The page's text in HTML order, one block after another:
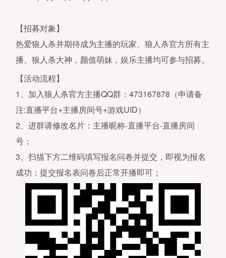
【招募对象】
热爱狼人杀并期待成为主播的玩家、狼人杀官方所有主
播、狼人杀大神，颜值萌妹，娱乐主播均可参与招募。
【活动流程】
1、加入狼人杀官方主播QQ群：473167878（申请备
注:直播平台+主播房间号+游戏UID）
2、进群请修改名片：主播昵称-直播平台-直播房间
号；
3、扫描下方二维码填写报名问卷并提交，即视为报名
成功；提交报名表问卷后正常开播即可；